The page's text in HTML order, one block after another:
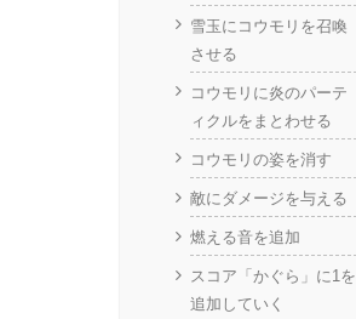
雪玉にコウモリを召喚
させる
コウモリに炎のパーテ
ィクルをまとわせる
コウモリの姿を消す
敵にダメージを与える
燃える音を追加
スコア「かぐら」に1を
追加していく